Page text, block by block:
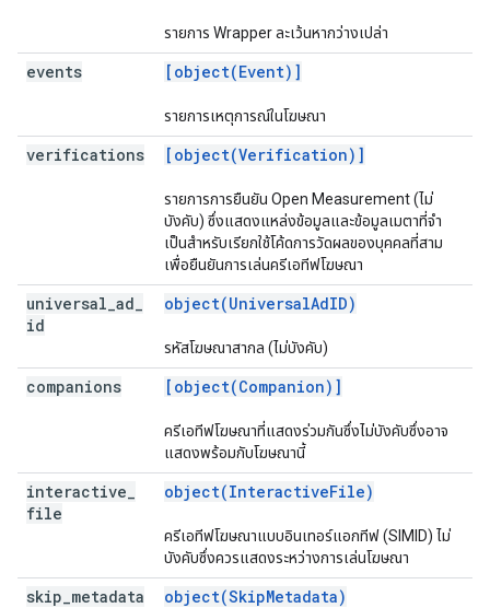
รายการ Wrapper ละเว้นหากว่างเปล่า
events [object(Event)]
รายการเหตุการณ์ในโฆษณา
verifications [object(Verification)]
รายการการยืนยัน Open Measurement (ไม่
บังคับ) ซึ่งแสดงแหล่งข้อมูลและข้อมูลเมตาที่จํา
เป็นสําหรับเรียกใช้โค้ดการวัดผลของบุคคลที่สาม
เพื่อยืนยันการเล่นครีเอทีฟโฆษณา
universal ad
id
object(UniversalAdID)
รหัสโฆษณาสากล (ไม่บังคับ)
companions [object(Companion)]
ครีเอทีฟโฆษณาที่แสดงร่วมกันซึ่งไม่บังคับซึ่งอาจ
แสดงพร้อมกับโฆษณานี้
interactive
file
object(InteractiveFile)
ครีเอทีฟโฆษณาแบบอินเทอร์แอกทีฟ (SIMID) ไม่
บังคับซึ่งควรแสดงระหว่างการเล่นโฆษณา
skip metadata object(SkipMetadata)